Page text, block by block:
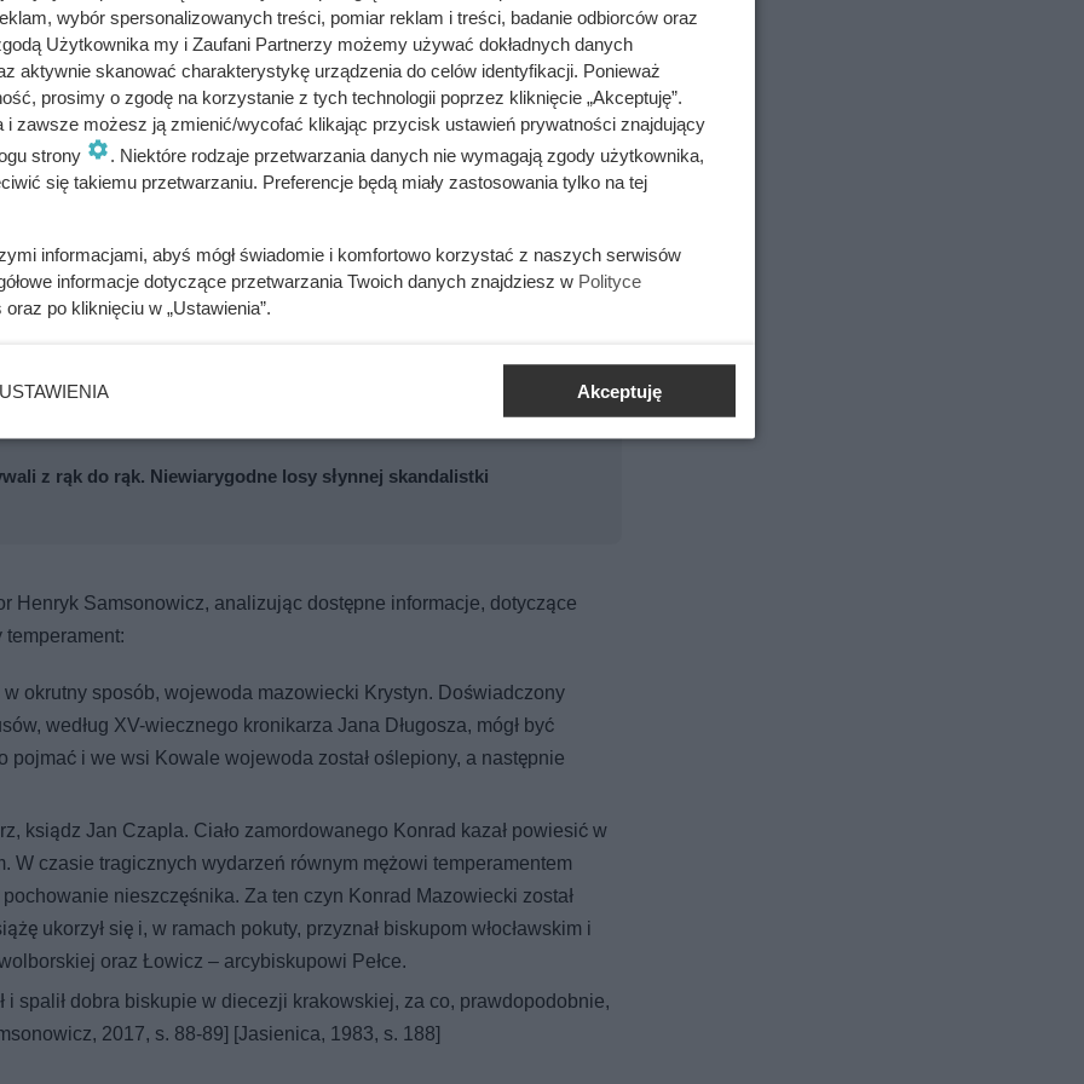
starszy Leszek otrzymał ziemię sandomierską oraz, prawdopodobnie
Mazowsze i Kujawy, gdzie objął władzę w latach 1200 –
uznał zwierzchność Leszka Białego, wspierając zawsze jego
Zawichostem siły księcia halickiego Romana. W 1207 roku Leszek
ruskimi. Żoną Konrada została Agafia, córka księcia
[Samsonowicz, 2017, s. 45-50] [Rosik, 2005, s. 342]
ostatnie słowa 20-letniej Polki, która wyjechała do opieki nad
z rąk do rąk. Niewiarygodne losy słynnej skandalistki
Henryk Samsonowicz, analizując dostępne informacje, dotyczące
okrutny sposób, wojewoda mazowiecki Krystyn. Doświadczony
według XV-wiecznego kronikarza Jana Długosza, mógł być
pojmać i we wsi Kowale wojewoda został oślepiony, a następnie
ksiądz Jan Czapla. Ciało zamordowanego Konrad kazał powiesić w
W czasie tragicznych wydarzeń równym mężowi temperamentem
nieszczęśnika. Za ten czyn Konrad Mazowiecki został
ukorzył się i, w ramach pokuty, przyznał biskupom włocławskim i
oraz Łowicz – arcybiskupowi Pełce.
i spalił dobra biskupie w diecezji krakowskiej, za co, prawdopodobnie,
2017, s. 88-89] [Jasienica, 1983, s. 188]
wybór spersonalizowanych treści, pomiar reklam i treści, badanie odbiorców oraz
Użytkownika my i Zaufani Partnerzy możemy używać dokładnych danych
aktywnie skanować charakterystykę urządzenia do celów identyfikacji. Ponieważ
prosimy o zgodę na korzystanie z tych technologii poprzez kliknięcie „Akceptuję”.
i zawsze możesz ją zmienić/wycofać klikając przycisk ustawień prywatności znajdujący
strony
. Niektóre rodzaje przetwarzania danych nie wymagają zgody użytkownika,
się takiemu przetwarzaniu. Preferencje będą miały zastosowania tylko na tej
informacjami, abyś mógł świadomie i komfortowo korzystać z naszych serwisów
informacje dotyczące przetwarzania Twoich danych znajdziesz w Polityce
oraz po kliknięciu w „Ustawienia”.
USTAWIENIA Akceptuję